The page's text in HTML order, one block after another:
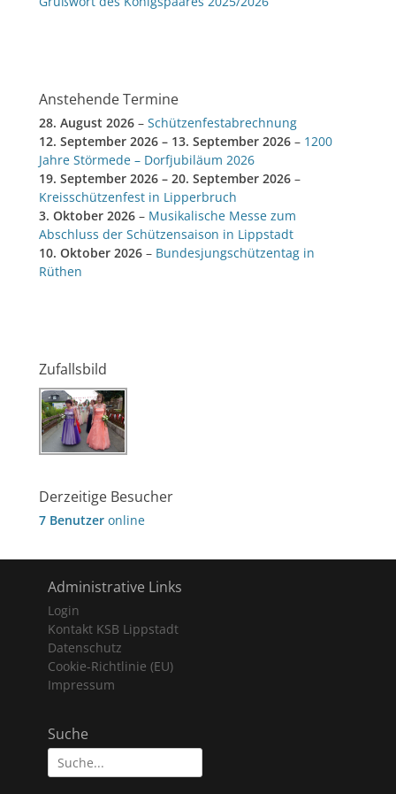
Anstehende Termine
28. August 2026 – Schützenfestabrechnung
12. September 2026 – 13. September 2026 – 1200
Jahre Störmede – Dorfjubiläum 2026
19. September 2026 – 20. September 2026 –
Kreisschützenfest in Lipperbruch
3. Oktober 2026 – Musikalische Messe zum
Abschluss der Schützensaison in Lippstadt
10. Oktober 2026 – Bundesjungschützentag in
Rüthen
Zufallsbild
Derzeitige Besucher
7 Benutzer online
Administrative Links
Login
Kontakt KSB Lippstadt
Datenschutz
Cookie-Richtlinie (EU)
Impressum
Suche
Suche
nach: